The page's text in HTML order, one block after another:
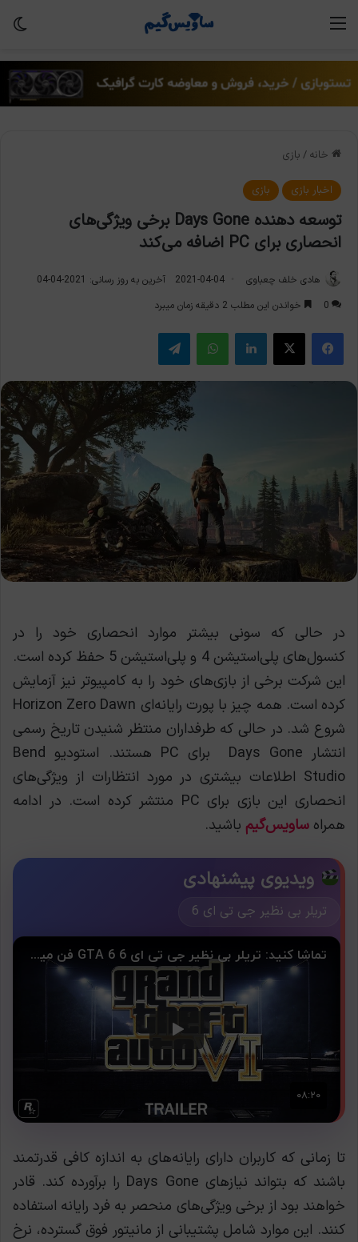
منو
خانه / بازی
اخبار بازی بازی
توسعه دهنده Days Gone برخی ویژگی‌های
انحصاری برای PC اضافه می‌کند
هادی خلف چعباوی 2021-04-04
آخرین به روز رسانی: 2021-04-04
0
خواندن این مطلب 2 دقیقه زمان میبرد
فیس بوک X لینکدین واتس آپ تلگرام
در حالی که سونی بیشتر موارد انحصاری خود را در
کنسول‌های پلی‌استیشن 4 و پلی‌استیشن 5 حفظ کرده است.
این شرکت برخی از بازی‌های خود را به کامپیوتر نیز آزمایش
کرده است. همه چیز با پورت رایانه‌ای Horizon Zero Dawn
شروع شد. در حالی که طرفداران منتظر شنیدن تاریخ رسمی
انتشار Days Gone برای PC هستند. استودیو Bend
Studio اطلاعات بیشتری در مورد انتظارات از ویژگی‌های
انحصاری این بازی برای PC منتشر کرده است. در ادامه
همراه ساویس‌گیم باشید.
ویدیوی پیشنهادی
تریلر بی نظیر جی تی ای 6
تا زمانی که کاربران دارای رایانه‌های به اندازه کافی قدرتمند
باشند که بتواند نیازهای Days Gone را برآورده کند. قادر
خواهند بود از برخی ویژگی‌های منحصر به فرد رایانه استفاده
کنند. این موارد شامل پشتیبانی از مانیتور فوق گسترده، نرخ